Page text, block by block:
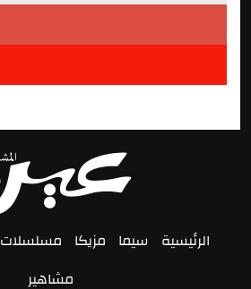
الرئيسية سيما مزيكا مسلسلات
مشاهير